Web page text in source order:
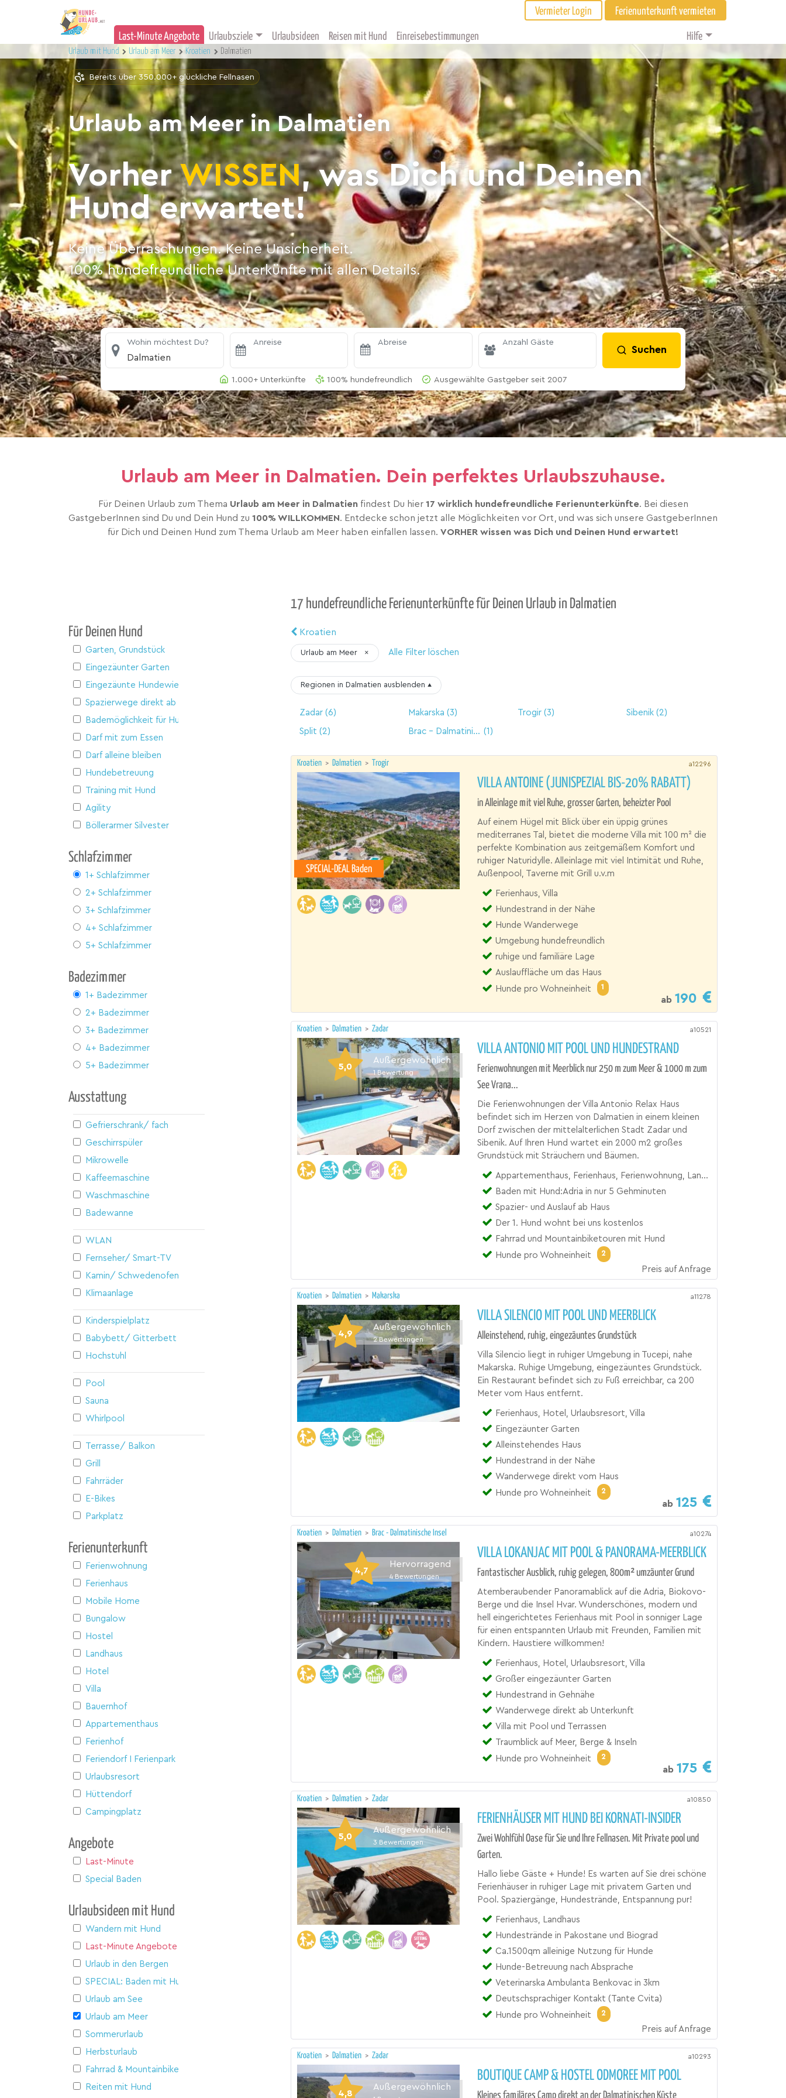
Vermieter Login Ferienunterkunft vermieten
Last-Minute Angebote Urlaubsziele Urlaubsideen Reisen mit Hund Einreisebestimmungen Hilfe
Urlaub mit Hund Urlaub am Meer Kroatien Dalmatien
Bereits über 350.000+ glückliche Fellnasen
Urlaub am Meer in Dalmatien
VorherWISSEN, was Dich und Deinen
Hund erwartet!
Keine Überraschungen. Keine Unsicherheit.
100% hundefreundliche Unterkünfte mit allen Details.
Wohin möchtest Du?
Dalmatien
Anreise Abreise Anzahl Gäste
Suchen
1.000+ Unterkünfte 100% hundefreundlich Ausgewählte Gastgeber seit 2007
Urlaub am Meer in Dalmatien. Dein perfektes Urlaubszuhause.
Für Deinen Urlaub zum Thema Urlaub am Meer in Dalmatienfindest Du hier 17 wirklich hundefreundliche Ferienunterkünfte. Bei diesen
GastgeberInnen sind Du und Dein Hund zu 100% WILLKOMMEN. Entdecke schon jetzt alle Möglichkeiten vor Ort, und was sich unsere GastgeberInnen
für Dich und Deinen Hund zum Thema Urlaub am Meer haben einfallen lassen. VORHER wissen was Dich und Deinen Hund erwartet!
Für Deinen Hund
Garten, Grundstück
Eingezäunter Garten
Eingezäunte Hundewiese
Spazierwege direkt ab Haus
Bademöglichkeit für Hunde
Darf mit zum Essen
Darf alleine bleiben
Hundebetreuung
Training mit Hund
Agility
Böllerarmer Silvester
Schlafzimmer
1+ Schlafzimmer
2+ Schlafzimmer
3+ Schlafzimmer
4+ Schlafzimmer
5+ Schlafzimmer
Badezimmer
1+ Badezimmer
2+ Badezimmer
3+ Badezimmer
4+ Badezimmer
5+ Badezimmer
Ausstattung
Gefrierschrank/ fach
Geschirrspüler
Mikrowelle
Kaffeemaschine
Waschmaschine
Badewanne
WLAN
Fernseher/ Smart-TV
Kamin/ Schwedenofen
Klimaanlage
Kinderspielplatz
Babybett/ Gitterbett
Hochstuhl
Pool
Sauna
Whirlpool
Terrasse/ Balkon
Grill
Fahrräder
E-Bikes
Parkplatz
Ferienunterkunft
Ferienwohnung
Ferienhaus
Mobile Home
Bungalow
Hostel
Landhaus
Hotel
Villa
Bauernhof
Appartementhaus
Ferienhof
Feriendorf I Ferienpark
Urlaubsresort
Hüttendorf
Campingplatz
Angebote
Last-Minute
Special Baden
Urlaubsideen mit Hund
Wandern mit Hund
Last-Minute Angebote
Urlaub in den Bergen
SPECIAL: Baden mit Hund
Urlaub am See
Urlaub am Meer
Sommerurlaub
Herbsturlaub
Fahrrad & Mountainbike
Reiten mit Hund
17 hundefreundliche Ferienunterkünfte für Deinen Urlaub in Dalmatien
Kroatien
Urlaub am Meer × Alle Filter löschen
Regionen in Dalmatien ausblenden ▴
Zadar (6) Makarska (3) Trogir(3) Sibenik(2)
Split (2) Brac - Dalmatinische Insel (1)
Kroatien > Dalmatien > Trogir a12296
SPECIAL-DEAL Baden
VILLA ANTOINE (JUNISPEZIAL BIS-20% RABATT)
in Alleinlage mit viel Ruhe, grosser Garten, beheizter Pool
Auf einem Hügel mit Blick über ein üppig grünes
mediterranes Tal, bietet die moderne Villa mit 100 m² die
perfekte Kombination aus zeitgemäßem Komfort und
ruhiger Naturidylle. Alleinlage mit viel Intimität und Ruhe,
Außenpool, Taverne mit Grill u.v.m
Ferienhaus, Villa
Hundestrand in der Nähe
Hunde Wanderwege
Umgebung hundefreundlich
ruhige und familiäre Lage
Auslauffläche um das Haus
Hunde pro Wohneinheit
1
ab 190
Kroatien > Dalmatien > Zadar a10521
5,0
Außergewöhnlich
1 Bewertung
VILLA ANTONIO MIT POOL UND HUNDESTRAND
Ferienwohnungen mit Meerblick nur 250 m zum Meer & 1000 m zum
See Vrana...
Die Ferienwohnungen der Villa Antonio Relax Haus
befindet sich im Herzen von Dalmatien in einem kleinen
Dorf zwischen der mittelalterlichen Stadt Zadar und
Sibenik. Auf Ihren Hund wartet ein 2000 m2 großes
Grundstück mit Sträuchern und Bäumen.
Appartementhaus, Ferienhaus, Ferienwohnung, Landhaus, Mobile Home, Urlaubsresort
Baden mit Hund:Adria in nur 5 Gehminuten
Spazier- und Auslauf ab Haus
Der 1. Hund wohnt bei uns kostenlos
Fahrrad und Mountainbiketouren mit Hund
Hunde pro Wohneinheit
2
Preis auf Anfrage
Kroatien > Dalmatien > Makarska a11278
4,9
Außergewöhnlich
2 Bewertungen
VILLA SILENCIO MIT POOL UND MEERBLICK
Alleinstehend, ruhig, eingezäuntes Grundstück
Villa Silencio liegt in ruhiger Umgebung in Tucepi, nahe
Makarska. Ruhige Umgebung, eingezäuntes Grundstück.
Ein Restaurant befindet sich zu Fuß erreichbar, ca 200
Meter vom Haus entfernt.
Ferienhaus, Hotel, Urlaubsresort, Villa
Eingezäunter Garten
Alleinstehendes Haus
Hundestrand in der Nähe
Wanderwege direkt vom Haus
Hunde pro Wohneinheit
2
ab 125
Kroatien > Dalmatien > Brac - Dalmatinische Insel a10274
4,7
Hervorragend
4 Bewertungen
VILLA LOKANJAC MIT POOL & PANORAMA-MEERBLICK
Fantastischer Ausblick, ruhig gelegen, 800m² umzäunter Grund
Atemberaubender Panoramablick auf die Adria, Biokovo-
Berge und die Insel Hvar. Wunderschönes, modern und
hell eingerichtetes Ferienhaus mit Pool in sonniger Lage
für einen entspannten Urlaub mit Freunden, Familien mit
Kindern. Haustiere willkommen!
Ferienhaus, Hotel, Urlaubsresort, Villa
Großer eingezäunter Garten
Hundestrand in Gehnähe
Wanderwege direkt ab Unterkunft
Villa mit Pool und Terrassen
Traumblick auf Meer, Berge & Inseln
Hunde pro Wohneinheit
2
ab 175
Kroatien > Dalmatien > Zadar a10850
5,0
Außergewöhnlich
3 Bewertungen
FERIENHÄUSER MIT HUND BEI KORNATI-INSIDER
Zwei Wohlfühl Oase für Sie und Ihre Fellnasen. Mit Private pool und
Garten.
Hallo liebe Gäste + Hunde! Es warten auf Sie drei schöne
Ferienhäuser in ruhiger Lage mit privatem Garten und
Pool. Spaziergänge, Hundestrände, Entspannung pur!
Ferienhaus, Landhaus
Hundestrände in Pakostane und Biograd
Ca.1500qm alleinige Nutzung für Hunde
Hunde-Betreuung nach Absprache
Veterinarska Ambulanta Benkovac in 3km
Deutschsprachiger Kontakt (Tante Cvita)
Hunde pro Wohneinheit
2
Preis auf Anfrage
Kroatien > Dalmatien > Zadar a10293
4,8
Außergewöhnlich
BOUTIQUE CAMP & HOSTEL ODMOREE MIT POOL
Kleines familäres Camp direkt an der Dalmatinischen Küste